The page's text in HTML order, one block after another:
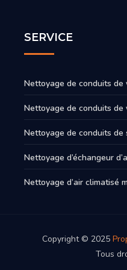
SERVICE
Nettoyage de conduits de
Nettoyage de conduits de
Nettoyage de conduits de
Nettoyage d’échangeur
Nettoyage d’air climatisé
Copyright © 2025
Tous